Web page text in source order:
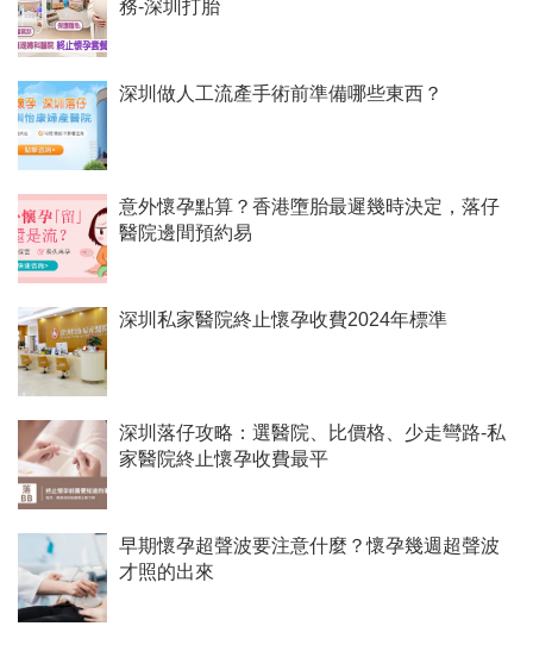
務-深圳打胎
深圳做人工流產手術前準備哪些東西？
意外懷孕點算？香港墮胎最遲幾時決定，落仔
醫院邊間預約易
深圳私家醫院終止懷孕收費2024年標準
深圳落仔攻略：選醫院、比價格、少走彎路-私
家醫院終止懷孕收費最平
早期懷孕超聲波要注意什麼？懷孕幾週超聲波
才照的出來